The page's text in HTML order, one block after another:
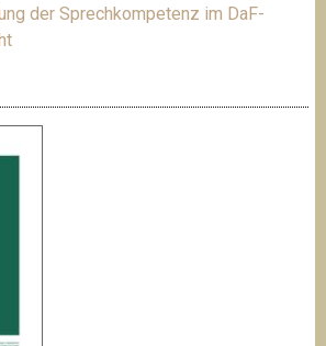
der Sprechkompetenz im DaF-